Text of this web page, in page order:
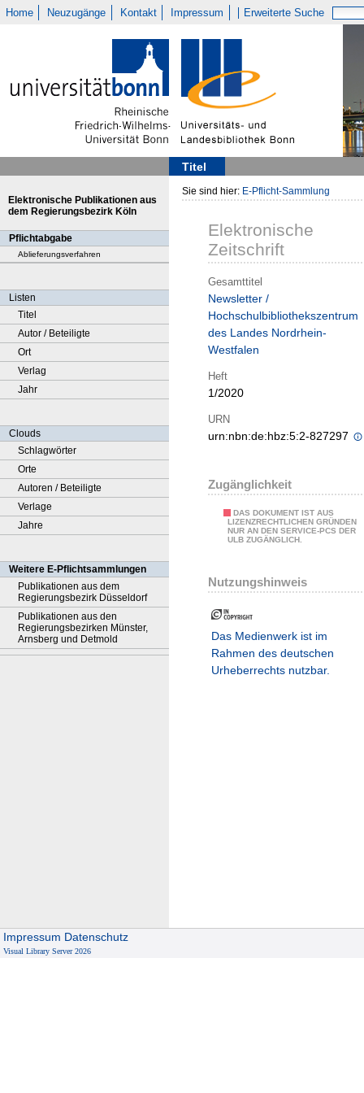
Home Neuzugänge Kontakt Impressum Erweiterte Suche
Titel
Elektronische Publikationen aus
dem Regierungsbezirk Köln
Pflichtabgabe
Ablieferungsverfahren
Listen
Titel
Autor / Beteiligte
Ort
Verlag
Jahr
Clouds
Schlagwörter
Orte
Autoren / Beteiligte
Verlage
Jahre
Weitere E-Pflichtsammlungen
Publikationen aus dem
Regierungsbezirk Düsseldorf
Publikationen aus den
Regierungsbezirken Münster,
Arnsberg und Detmold
Sie sind hier: E-Pflicht-Sammlung
Elektronische
Zeitschrift
Gesamttitel
Newsletter /
Hochschulbibliothekszentrum
des Landes Nordrhein-
Westfalen
Heft
1/2020
URN
urn:nbn:de:hbz:5:2-827297
Zugänglichkeit
DAS DOKUMENT IST AUS
LIZENZRECHTLICHEN GRÜNDEN
NUR AN DEN SERVICE-PCS DER
ULB ZUGÄNGLICH.
Nutzungshinweis
Das Medienwerk ist im
Rahmen des deutschen
Urheberrechts nutzbar.
Impressum Datenschutz
Visual Library Server 2026